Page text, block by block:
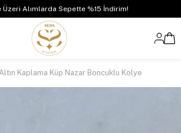
Üzeri Alımlarda Sepette %15 İndirim!
Kaplama Küp Nazar Boncuklu Kolye